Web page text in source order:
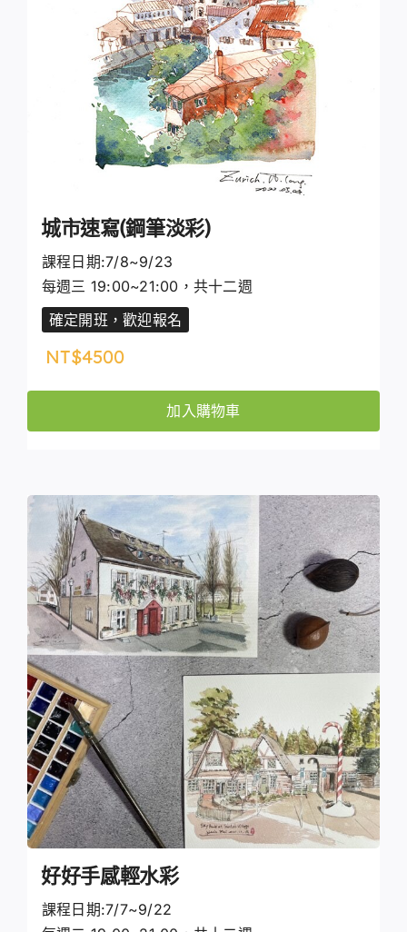
城市速寫(鋼筆淡彩)
課程日期:7/8~9/23
每週三 19:00~21:00，共十二週
確定開班，歡迎報名
NT$4500
加入購物車
好好手感輕水彩
課程日期:7/7~9/22